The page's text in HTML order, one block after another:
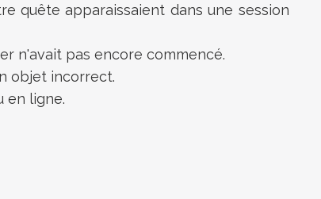
quête apparaissaient dans une session
n'avait pas encore commencé.
objet incorrect.
en ligne.